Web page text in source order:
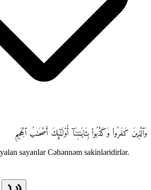
وَٱلَّذِينَ كَفَرُوا۟ وَكَذَّبُوا۟ بِـَٔايَـٰتِنَآ أُو۟لَـٰٓئِكَ أَصْحَـٰبُ ٱلْجَحِيمِ
sayanlar Cəhənnəm sakinləridirlər.